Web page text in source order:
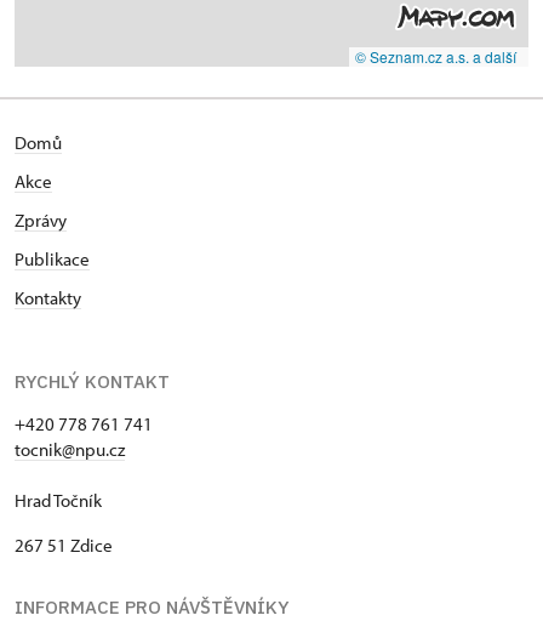
© Seznam.cz a.s. a další
Domů
Akce
Zprávy
Publikace
Kontakty
RYCHLÝ KONTAKT
+420 778 761 741
tocnik@npu.cz
Hrad Točník
267 51 Zdice
INFORMACE PRO NÁVŠTĚVNÍKY